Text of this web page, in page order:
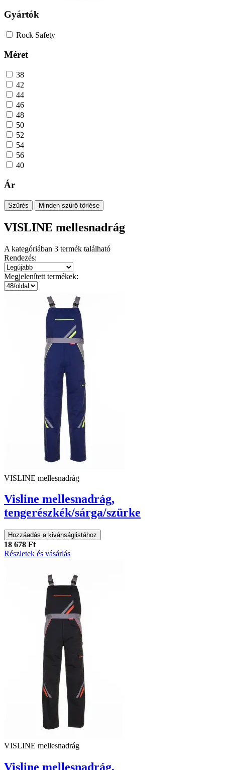
Gyártók
Rock Safety
Méret
38
42
44
46
48
50
52
54
56
40
Ár
Szűrés Minden szűrő törlése
VISLINE mellesnadrág
A kategóriában 3 termék található
Rendezés:
Megjelenített termékek:
VISLINE mellesnadrág
Visline mellesnadrág,
tengerészkék/sárga/szürke
Hozzáadás a kivánságlistához
18 678 Ft
Részletek és vásárlás
VISLINE mellesnadrág
Visline mellesnadrág,